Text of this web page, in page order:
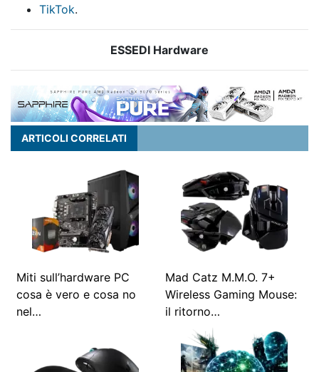
TikTok.
ESSEDI Hardware
ARTICOLI CORRELATI
Miti sull’hardware PC
cosa è vero e cosa no
nel…
Mad Catz M.M.O. 7+
Wireless Gaming Mouse:
il ritorno…